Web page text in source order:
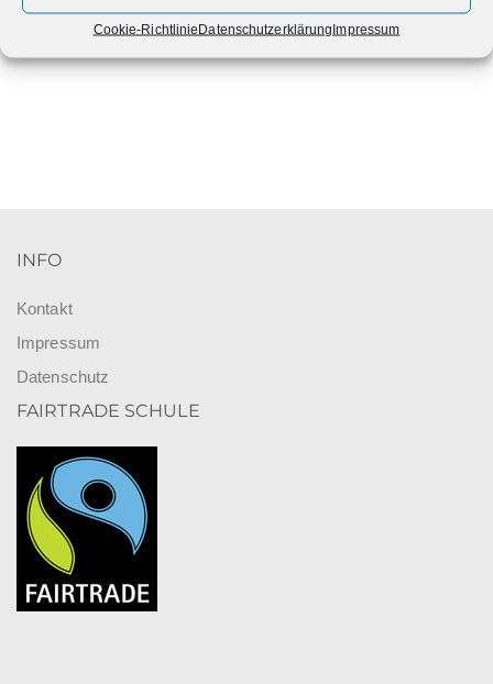
Cookie-RichtlinieDatenschutzerklärungImpressum
INFO
Kontakt
Impressum
Datenschutz
FAIRTRADE SCHULE